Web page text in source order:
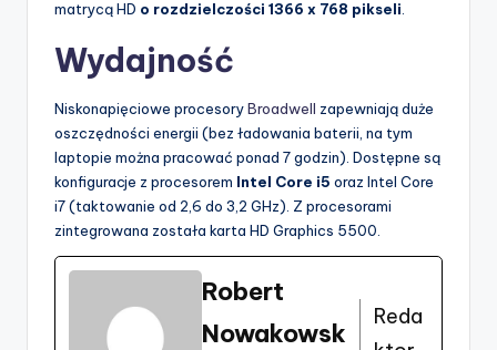
matrycą HD o rozdzielczości 1366 x 768 pikseli
Wydajność
Niskonapięciowe procesoryBroadwell zapewniają duże
oszczędności energii (bez ładowania baterii, na tym
laptopie można pracować ponad 7 godzin). Dostępne są
konfiguracje z procesorem Intel Core i5 oraz Intel Core
i7 (taktowanie od 2,6 do 3,2 GHz). Z procesorami
zintegrowana została karta HD Graphics 5500.
Robert
Nowakowsk
Reda